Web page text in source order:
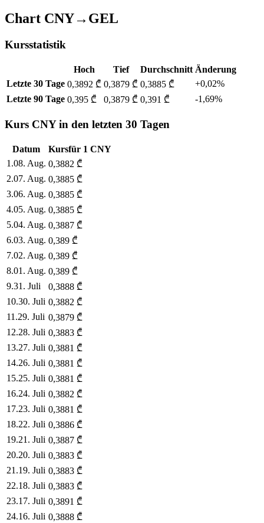
Chart CNY→GEL
Kursstatistik
Hoch Tief Durchschnitt Änderung
Letzte 30 Tage 0,3892 ₾ 0,3879 ₾ 0,3885 ₾
+0,02%
Letzte 90 Tage 0,395 ₾ 0,3879 ₾ 0,391 ₾ -1,69%
Kurs CNY in den letzten 30 Tagen
Datum Kursfür 1 CNY
1 .08. Aug. 0,3882 ₾
2.07. Aug. 0,3885 ₾
3.06. Aug. 0,3885 ₾
4.05. Aug. 0,3885 ₾
5.04. Aug. 0,3887 ₾
6.03. Aug. 0,389 ₾
7.02. Aug. 0,389 ₾
8.01. Aug. 0,389 ₾
9.31. Juli 0,3888 ₾
10.30. Juli 0,3882 ₾
11 .29. Juli 0,3879 ₾
12.28. Juli 0,3883 ₾
13.27. Juli 0,3881 ₾
14.26. Juli 0,3881 ₾
15.25. Juli 0,3881 ₾
16.24. Juli 0,3882 ₾
17.23. Juli 0,3881 ₾
18.22. Juli 0,3886 ₾
19.21. Juli 0,3887 ₾
20.20. Juli 0,3883 ₾
21 .19. Juli 0,3883 ₾
22.18. Juli 0,3883 ₾
23.17. Juli 0,3891 ₾
24.16. Juli 0,3888 ₾